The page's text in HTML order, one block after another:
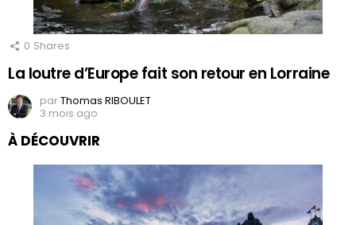
0 Shares
La loutre d’Europe fait son retour en Lorraine
parThomas RIBOULET
3 mois ago
À DÉCOUVRIR